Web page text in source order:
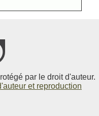
par le droit d'auteur.
et reproduction